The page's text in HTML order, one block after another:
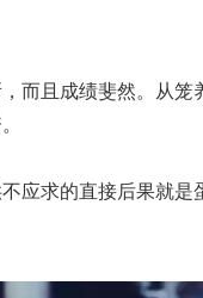
而且成绩斐然。从笼
应求的直接后果就是